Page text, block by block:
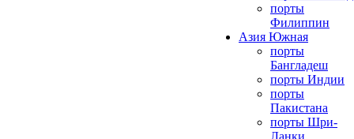
порты
Филиппин
Азия Южная
порты
Бангладеш
порты Индии
порты
Пакистана
порты Шри-
Ланки